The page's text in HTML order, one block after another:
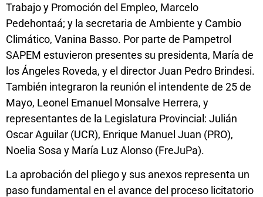
Trabajo y Promoción del Empleo, Marcelo
Pedehontaá; y la secretaria de Ambiente y Cambio
Climático, Vanina Basso. Por parte de Pampetrol
SAPEM estuvieron presentes su presidenta, María de
los Ángeles Roveda, y el director Juan Pedro Brindesi.
También integraron la reunión el intendente de 25 de
Mayo, Leonel Emanuel Monsalve Herrera, y
representantes de la Legislatura Provincial: Julián
Oscar Aguilar (UCR), Enrique Manuel Juan (PRO),
Noelia Sosa y María Luz Alonso (FreJuPa).
La aprobación del pliego y sus anexos representa un
paso fundamental en el avance del proceso licitatorio